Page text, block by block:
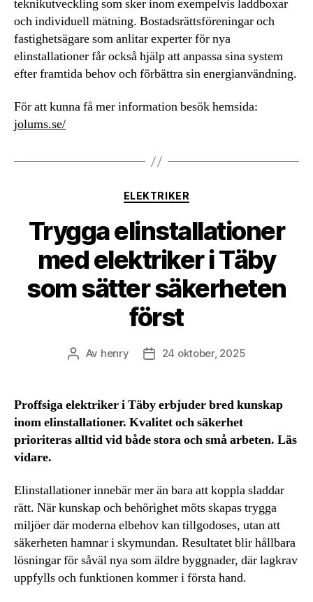
teknikutveckling som sker inom exempelvis laddboxar
och individuell mätning. Bostadsrättsföreningar och
fastighetsägare som anlitar experter för nya
elinstallationer får också hjälp att anpassa sina system
efter framtida behov och förbättra sin energianvändning.
För att kunna få mer information besök hemsida:
jolums.se/
Kategorier
ELEKTRIKER
Trygga elinstallationer
med elektriker i Täby
som sätter säkerheten
först
Inläggsförfattare
Av henry Inläggsdatum
24 oktober, 2025
Proffsiga elektriker i Täby erbjuder bred kunskap
inom elinstallationer. Kvalitet och säkerhet
prioriteras alltid vid både stora och små arbeten. Läs
vidare.
Elinstallationer innebär mer än bara att koppla sladdar
rätt. När kunskap och behörighet möts skapas trygga
miljöer där moderna elbehov kan tillgodoses, utan att
säkerheten hamnar i skymundan. Resultatet blir hållbara
lösningar för såväl nya som äldre byggnader, där lagkrav
uppfylls och funktionen kommer i första hand.